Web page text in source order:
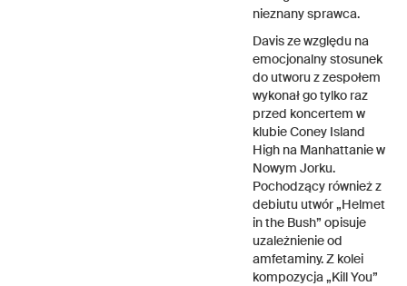
nieznany sprawca.
Davis ze względu na
emocjonalny stosunek
do utworu z zespołem
wykonał go tylko raz
przed koncertem w
klubie Coney Island
High na Manhattanie w
Nowym Jorku.
Pochodzący również z
debiutu utwór „Helmet
in the Bush” opisuje
uzależnienie od
amfetaminy. Z kolei
kompozycja „Kill You”